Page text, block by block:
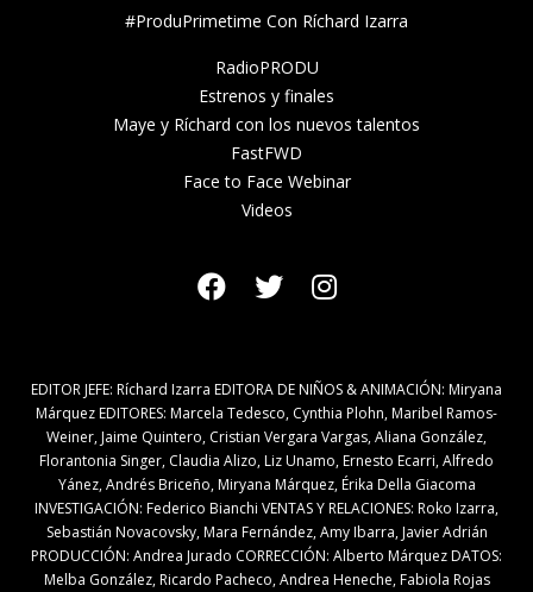
#ProduPrimetime Con Ríchard Izarra
RadioPRODU
Estrenos y finales
Maye y Ríchard con los nuevos talentos
FastFWD
Face to Face Webinar
Videos
EDITOR JEFE: Ríchard Izarra EDITORA DE NIÑOS & ANIMACIÓN: Miryana
Márquez EDITORES: Marcela Tedesco, Cynthia Plohn, Maribel Ramos-
Weiner, Jaime Quintero, Cristian Vergara Vargas, Aliana González,
Florantonia Singer, Claudia Alizo, Liz Unamo, Ernesto Ecarri, Alfredo
Yánez, Andrés Briceño, Miryana Márquez, Érika Della Giacoma
INVESTIGACIÓN: Federico Bianchi VENTAS Y RELACIONES: Roko Izarra,
Sebastián Novacovsky, Mara Fernández, Amy Ibarra, Javier Adrián
PRODUCCIÓN: Andrea Jurado CORRECCIÓN: Alberto Márquez DATOS:
Melba González, Ricardo Pacheco, Andrea Heneche, Fabiola Rojas